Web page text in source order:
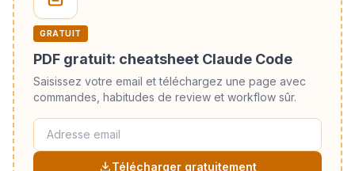
GRATUIT
PDF gratuit: cheatsheet Claude Code
Saisissez votre email et téléchargez une page avec
commandes, habitudes de review et workflow sûr.
Télécharger gratuitement